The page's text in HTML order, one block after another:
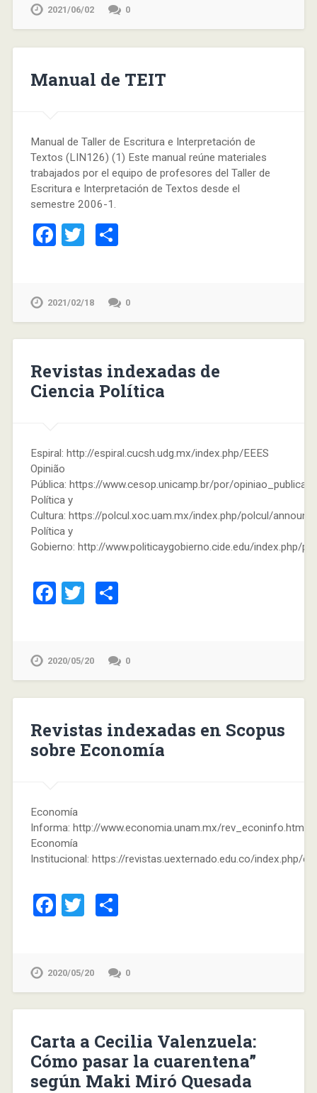
2021/06/02 0
Manual de TEIT
Manual de Taller de Escritura e Interpretación de
Textos (LIN126) (1) Este manual reúne materiales
trabajados por el equipo de profesores del Taller de
Escritura e Interpretación de Textos desde el
semestre 2006-1.
Facebook
TwitterCompartir
2021/02/18 0
Revistas indexadas de
Ciencia Política
Espiral: http://espiral.cucsh.udg.mx/index.php/EEES
Opinião
Pública: https://www.cesop.unicamp.br/por/opiniao_publica
Política y
Cultura: https://polcul.xoc.uam.mx/index.php/polcul/
Política y
Gobierno: http://www.politicaygobierno.cide.edu/index.php/
Facebook
TwitterCompartir
2020/05/20 0
Revistas indexadas en Scopus
sobre Economía
Economía
Informa: http://www.economia.unam.mx/rev_econinfo.html
Economía
Institucional: https://revistas.uexternado.edu.co/index.php/
Facebook
TwitterCompartir
2020/05/20 0
Carta a Cecilia Valenzuela:
Cómo pasar la cuarentena”
según Maki Miró Quesada